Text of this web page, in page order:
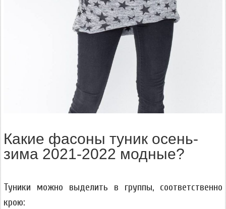
Какие фасоны туник осень-
зима 2021-2022 модные?
Туники можно выделить в группы, соответственно
крою: